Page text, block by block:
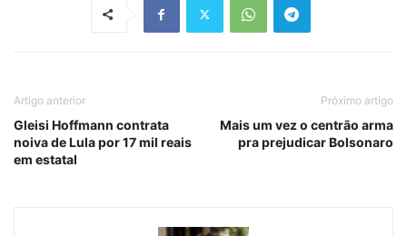
Artigo anterior
Gleisi Hoffmann contrata
noiva de Lula por 17 mil reais
em estatal
Próximo artigo
Mais um vez o centrão arma
pra prejudicar Bolsonaro